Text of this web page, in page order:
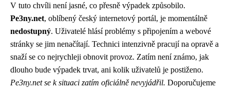
V tuto chvíli není jasné, co přesně výpadek způsobilo.
Pe3ny.net, oblíbený český internetový portál, je momentálně
nedostupný. Uživatelé hlásí problémy s připojením a webové
stránky se jim nenačítají. Technici intenzivně pracují na opravě a
snaží se co nejrychleji obnovit provoz. Zatím není známo, jak
dlouho bude výpadek trvat, ani kolik uživatelů je postiženo.
Pe3ny.net se k situaci zatím oficiálně nevyjádřil. Doporučujeme